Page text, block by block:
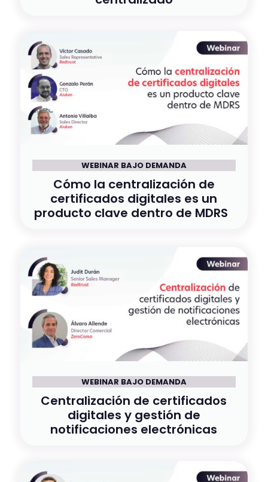
WEBINAR BAJO DEMANDA
Cómo la centralización de
certificados digitales es un
producto clave dentro de MDRS
WEBINAR BAJO DEMANDA
Centralización de certificados
digitales y gestión de
notificaciones electrónicas